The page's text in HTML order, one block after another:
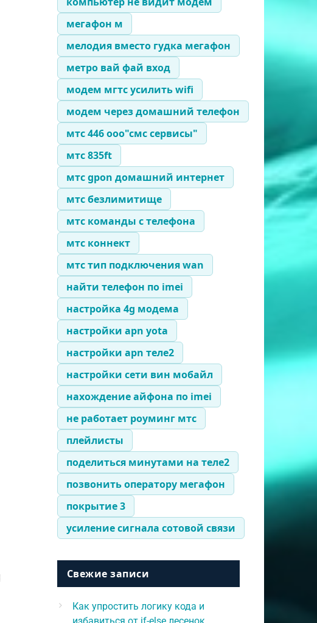
мегафон м
мелодия вместо гудка мегафон
метро вай фай вход
модем мгтс усилить wifi
модем через домашний телефон
мтс 446 ооо"смс сервисы"
мтс 835ft
мтс gpon домашний интернет
мтс безлимитище
мтс команды с телефона
мтс коннект
мтс тип подключения wan
найти телефон по imei
настройка 4g модема
настройки apn yota
настройки apn теле2
настройки сети вин мобайл
нахождение айфона по imei
не работает роуминг мтс
плейлисты
поделиться минутами на теле2
позвонить оператору мегафон
покрытие 3
усиление сигнала сотовой связи
Свежие записи
Как упростить логику кода и